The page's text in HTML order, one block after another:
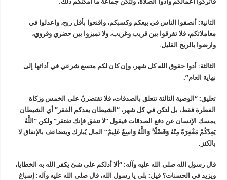
الثانية: أنصفوا الناس في بيعكم وكسبكم، واقنعوا بأقل ربح، واعدلوا في
معاملاتكم، فلا تفرقوا بين قريب وغريب، ولا تميزوا بين حضري وقروي،
وارضوا بالربح القليل.
الثالثة: أدوا حقوق الله كل شهر، وإن كان لكم متسع شرعي في أدائها إلى
نهاية العام”.
تعليق: “الوصية الثالثة تتعلق بالصدقات، فلا تقتصرنّ على الخمس وزكاة
الفطرة فقط، بل لتكن في كل شهر، “الشيطان يعدكم الفقر” أي الشيطان
يمسك الإنسان عن دفع الصدقات فيقول “لا تنفق فإنك تفتقر” ولكن “اللَّهُ
يَعِدُكُمْ مَغْفِرَةً مِنْهُ وَفَضْلًا ۗ وَاللَّهُ وَاسِعٌ عَلِيمٌ” المال يُبارك ويتضاعف بالإنفاق لا
بالكنز.
قال رسول الله صلى الله عليه وآله: “ألا أدلكم على شئ يكفر الله به الخطايا،
ويزيد في الحسنات؟ قيل: بلى يا رسول الله، قال صلى الله عليه وآله: إسباغ